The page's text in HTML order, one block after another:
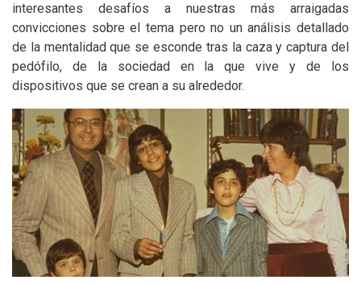
interesantes desafíos a nuestras más arraigadas
convicciones sobre el tema pero no un análisis detallado
de la mentalidad que se esconde tras la caza y captura del
pedófilo, de la sociedad en la que vive y de los
dispositivos que se crean a su alrededor.